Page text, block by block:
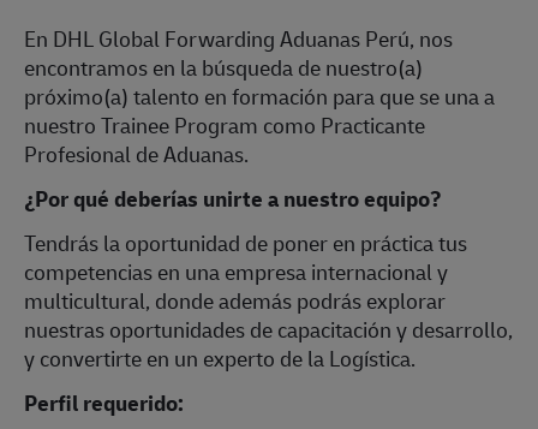
En DHL Global Forwarding Aduanas Perú, nos
encontramos en la búsqueda de nuestro(a)
próximo(a) talento en formación para que se una a
nuestro Trainee Program como Practicante
Profesional de Aduanas.
¿Por qué deberías unirte a nuestro equipo?
Tendrás la oportunidad de poner en práctica tus
competencias en una empresa internacional y
multicultural, donde además podrás explorar
nuestras oportunidades de capacitación y desarrollo,
y convertirte en un experto de la Logística.
Perfil requerido: